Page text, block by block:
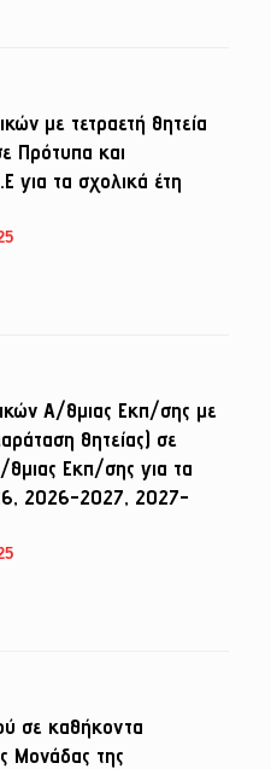
με τετραετή θητεία
Πρότυπα και
για τα σχολικά έτη
Α/θμιας Εκπ/σης με
θητείας) σε
θμιας Εκπ/σης για τα
2026-2027, 2027-
σε καθήκοντα
Μονάδας της